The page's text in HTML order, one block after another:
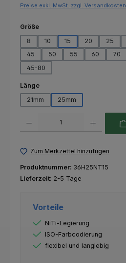
Preise exkl. MwSt. zzgl. Versandkosten
Größeauswählen
8
10 15 20 25
45
50 55 60 70
45-80
Längeauswählen
21mm
25mm
Zum Merkzettel hinzufügen
Produktnummer: 36H25NT15
Lieferzeit: 2-5 Tage
Vorteile
NiTi-Legierung
ISO-Farbcodierung
flexibel und langlebig